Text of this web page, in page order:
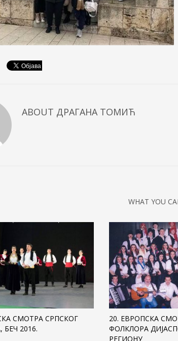
ABOUT ДРАГАНА ТОМИЋ
WHAT YOU
СМОТРА СРПСКОГ
2016.
20. ЕВРОПСКА
ФОЛКЛОРА
РЕГИОНУ